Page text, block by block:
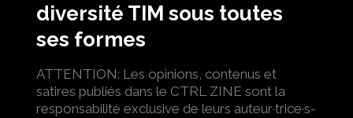
diversité TIM sous toutes
ses formes
ATTENTION: Les opinions, contenus et
satires publiés dans le CTRL ZINE sont la
responsabilité exclusive de leurs auteur·trice·s-